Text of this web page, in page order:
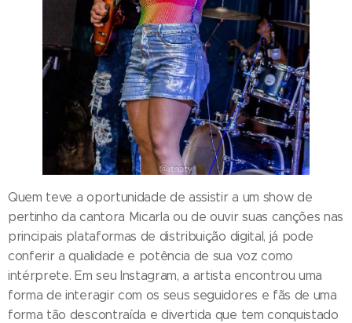
Quem teve a oportunidade de assistir a um show de
pertinho da cantora Micarla ou de ouvir suas canções nas
principais plataformas de distribuição digital, já pode
conferir a qualidade e potência de sua voz como
intérprete. Em seu Instagram, a artista encontrou uma
forma de interagir com os seus seguidores e fãs de uma
forma tão descontraída e divertida que tem conquistado